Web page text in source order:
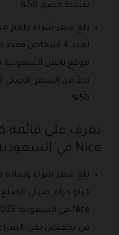
بنسبة خصم 50% .
لعدد 4 أشخاص
50% .
تعرف على
Nice في السعودية 2026
كيلو جرام صيني
في تخفيض ثمن